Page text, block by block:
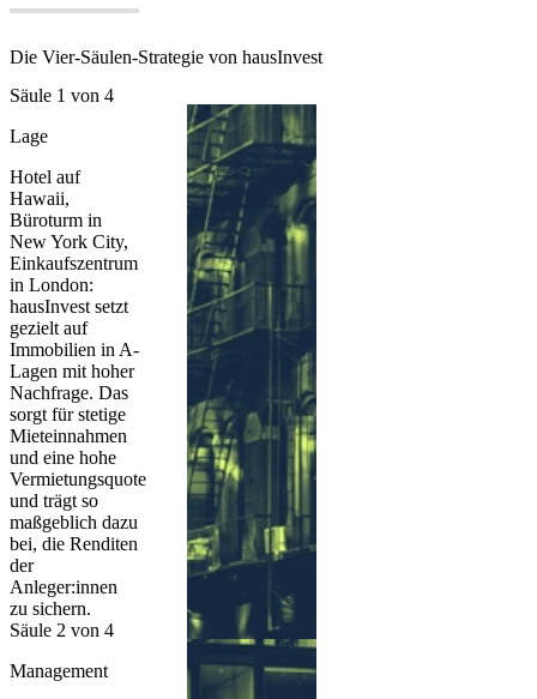
Die Vier-Säulen-Strategie von hausInvest
Säule 1 von 4
Lage
Hotel auf
Hawaii,
Büroturm in
New York City,
Einkaufszentrum
in London:
hausInvest setzt
gezielt auf
Immobilien in A-
Lagen mit hoher
Nachfrage. Das
sorgt für stetige
Mieteinnahmen
und eine hohe
Vermietungsquote
und trägt so
maßgeblich dazu
bei, die Renditen
der
Anleger:innen
zu sichern.
Säule 2 von 4
Management